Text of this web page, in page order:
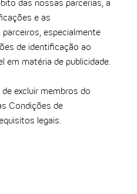
das nossas parcerias, a
e as
especialmente
de identificação ao
em matéria de publicidade.
excluir membros do
Condições de
legais.